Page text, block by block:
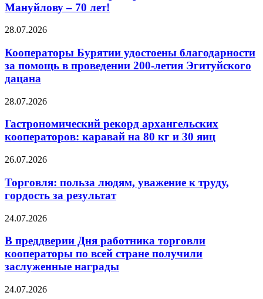
Мануйлову – 70 лет!
28.07.2026
Кооператоры Бурятии удостоены благодарности
за помощь в проведении 200-летия Эгитуйского
дацана
28.07.2026
Гастрономический рекорд архангельских
кооператоров: каравай на 80 кг и 30 яиц
26.07.2026
Торговля: польза людям, уважение к труду,
гордость за результат
24.07.2026
В преддверии Дня работника торговли
кооператоры по всей стране получили
заслуженные награды
24.07.2026